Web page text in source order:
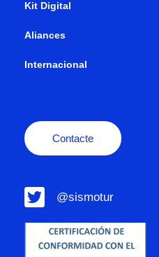
Kit Digital
Aliances
Internacional
Contacte
@sismotur